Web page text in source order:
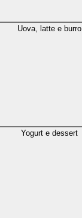
Uova, latte e burro
Yogurt e dessert